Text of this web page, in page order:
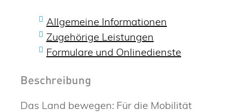
Allgemeine Informationen
Zugehörige Leistungen
Formulare und Onlinedienste
Beschreibung
Das Land bewegen: Für die Mobilität